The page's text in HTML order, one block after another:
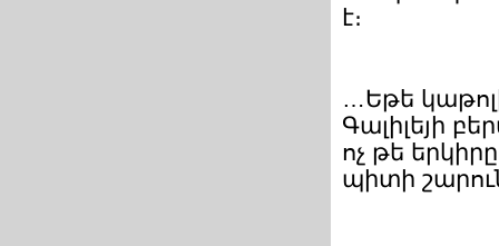
է։
…Եթե
Գալիլեյի
ոչ թե
պիտի